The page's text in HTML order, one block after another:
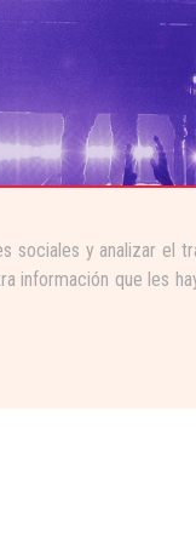
y analizar el
que les